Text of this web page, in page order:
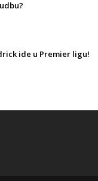
ide u Premier ligu!